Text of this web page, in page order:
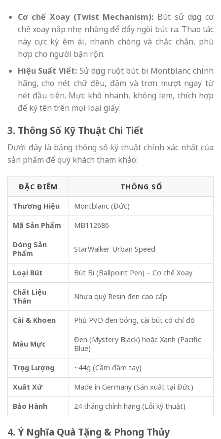
Cơ chế Xoay (Twist Mechanism): Bút sử dụng cơ
chế xoay nắp nhẹ nhàng để đẩy ngòi bút ra. Thao tác
này cực kỳ êm ái, nhanh chóng và chắc chắn, phù
hợp cho người bận rộn.
Hiệu Suất Viết:Sử dụng ruột bút bi Montblanc chính
hãng, cho nét chữ đều, đậm và trơn mượt ngay từ
nét đầu tiên. Mực khô nhanh, không lem, thích hợp
để ký tên trên mọi loại giấy.
3. Thông Số Kỹ Thuật Chi Tiết
Dưới đây là bảng thông số kỹ thuật chính xác nhất của
sản phẩm để quý khách tham khảo:
ĐẶC ĐIỂM THÔNG SỐ
Thương Hiệu Montblanc (Đức)
Mã Sản Phẩm MB112686
Dòng Sản
Phẩm
StarWalker Urban Speed
Loại Bút Bút Bi (Ballpoint Pen) – Cơ chế Xoay
Chất Liệu
Thân
Nhựa quý Resin đen cao cấp
Cài & Khoen Phủ PVD đen bóng, cài bút có chỉ đỏ
Màu Mực
Đen (Mystery Black) hoặc Xanh (Pacific
Blue)
Trọng Lượng ~44g (Cầm đầm tay)
Xuất Xứ Made in Germany (Sản xuất tại Đức)
Bảo Hành 24 tháng chính hãng (Lỗi kỹ thuật)
4. Ý Nghĩa Quà Tặng & Phong Thủy